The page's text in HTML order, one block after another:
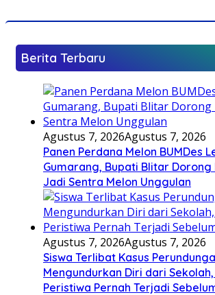
Berita Terbaru
Agustus 7, 2026Agustus 7, 2026
Panen Perdana Melon BUMDes
Gumarang, Bupati Blitar
Jadi Sentra Melon Unggulan
Agustus 7, 2026Agustus 7, 2026
Siswa Terlibat Kasus
Mengundurkan Diri dari
Peristiwa Pernah Terjadi